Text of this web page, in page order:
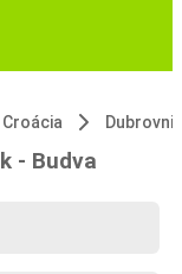
Croácia Dubrovnik
- Budva